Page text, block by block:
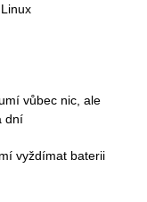
vůbec nic, ale
dní
vyždímat baterii